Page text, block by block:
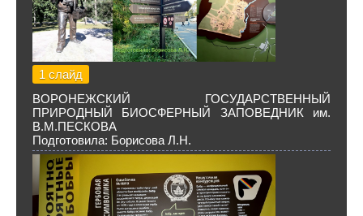
1 слайд
ВОРОНЕЖСКИЙ ГОСУДАРСТВЕННЫЙ
ПРИРОДНЫЙ БИОСФЕРНЫЙ ЗАПОВЕДНИК им.
В.М.ПЕСКОВА
Подготовила: Борисова Л.Н.